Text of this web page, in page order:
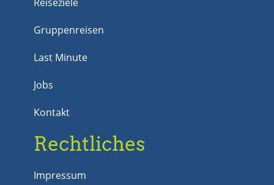
Gruppenreisen
Last Minute
Jobs
Kontakt
Rechtliches
Impressum